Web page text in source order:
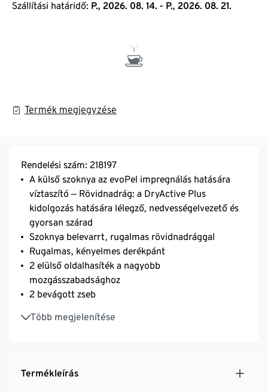
Szállítási határidő: P., 2026. 08. 14. - P., 2026. 08. 21.
Termék megjegyzése
Rendelési szám: 218197
A külső szoknya az evoPel impregnálás hatására
víztaszító ‒ Rövidnadrág: a DryActive Plus
kidolgozás hatására lélegző, nedvességelvezető és
gyorsan szárad
Szoknya belevarrt, rugalmas rövidnadrággal
Rugalmas, kényelmes derékpánt
2 elülső oldalhasíték a nagyobb
mozgásszabadsághoz
2 bevágott zseb
Több megjelenítése
1 farzseb
Könnyű, rugalmas és strapabíró anyag – optimális
Termékleírás